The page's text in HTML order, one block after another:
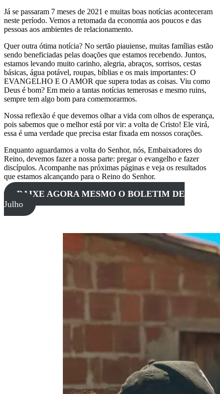
Já se passaram 7 meses de 2021 e muitas boas notícias aconteceram
neste período. Vemos a retomada da economia aos poucos e das
pessoas aos ambientes de relacionamento.
Quer outra ótima notícia? No sertão piauiense, muitas famílias estão
sendo beneficiadas pelas doações que estamos recebendo. Juntos,
estamos levando muito carinho, alegria, abraços, sorrisos, cestas
básicas, água potável, roupas, bíblias e os mais importantes: O
EVANGELHO E O AMOR que supera todas as coisas. Viu como
Deus é bom? Em meio a tantas notícias temerosas e mesmo ruins,
sempre tem algo bom para comemorarmos.
Nossa reflexão é que devemos olhar a vida com olhos de esperança,
pois sabemos que o melhor está por vir: a volta de Cristo! Ele virá,
essa é uma verdade que precisa estar fixada em nossos corações.
Enquanto aguardamos a volta do Senhor, nós, Embaixadores do
Reino, devemos fazer a nossa parte: pregar o evangelho e fazer
discípulos. Acompanhe nas próximas páginas e veja os resultados
que estamos alcançando para o Reino do Senhor.
BAIXE AGORA MESMO O BOLETIM DE
Julho